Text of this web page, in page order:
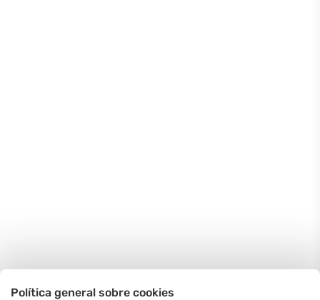
Política general sobre cookies